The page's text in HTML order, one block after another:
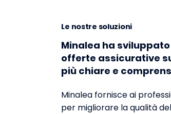
Le nostre soluzioni
Minalea ha
offerte assicurative
più chiare e
Minalea fornisce ai
per migliorare la qualità